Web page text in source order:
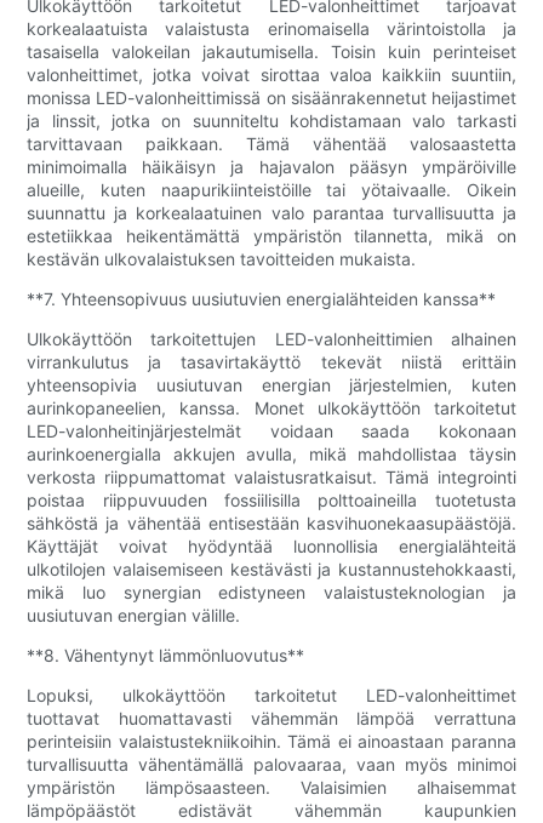
Ulkokäyttöön tarkoitetut LED-valonheittimet tarjoavat
korkealaatuista valaistusta erinomaisella värintoistolla ja
tasaisella valokeilan jakautumisella. Toisin kuin perinteiset
valonheittimet, jotka voivat sirottaa valoa kaikkiin suuntiin,
monissa LED-valonheittimissä on sisäänrakennetut heijastimet
ja linssit, jotka on suunniteltu kohdistamaan valo tarkasti
tarvittavaan paikkaan. Tämä vähentää valosaastetta
minimoimalla häikäisyn ja hajavalon pääsyn ympäröiville
alueille, kuten naapurikiinteistöille tai yötaivaalle. Oikein
suunnattu ja korkealaatuinen valo parantaa turvallisuutta ja
estetiikkaa heikentämättä ympäristön tilannetta, mikä on
kestävän ulkovalaistuksen tavoitteiden mukaista.
**7. Yhteensopivuus uusiutuvien energialähteiden kanssa**
Ulkokäyttöön tarkoitettujen LED-valonheittimien alhainen
virrankulutus ja tasavirtakäyttö tekevät niistä erittäin
yhteensopivia uusiutuvan energian järjestelmien, kuten
aurinkopaneelien, kanssa. Monet ulkokäyttöön tarkoitetut
LED-valonheitinjärjestelmät voidaan saada kokonaan
aurinkoenergialla akkujen avulla, mikä mahdollistaa täysin
verkosta riippumattomat valaistusratkaisut. Tämä integrointi
poistaa riippuvuuden fossiilisilla polttoaineilla tuotetusta
sähköstä ja vähentää entisestään kasvihuonekaasupäästöjä.
Käyttäjät voivat hyödyntää luonnollisia energialähteitä
ulkotilojen valaisemiseen kestävästi ja kustannustehokkaasti,
mikä luo synergian edistyneen valaistusteknologian ja
uusiutuvan energian välille.
**8. Vähentynyt lämmönluovutus**
Lopuksi, ulkokäyttöön tarkoitetut LED-valonheittimet
tuottavat huomattavasti vähemmän lämpöä verrattuna
perinteisiin valaistustekniikoihin. Tämä ei ainoastaan ​​paranna
turvallisuutta vähentämällä palovaaraa, vaan myös minimoi
ympäristön lämpösaasteen. Valaisimien alhaisemmat
lämpöpäästöt edistävät vähemmän kaupunkien